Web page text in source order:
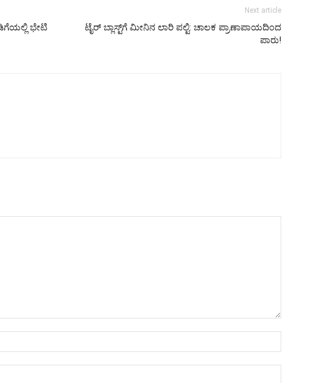
ಭೇಟಿ
Next article
ಟೈರ್ ಬ್ಲಾಸ್ಟ್‌ಗೆ ಮೀನಿನ ಲಾರಿ ಪಲ್ಟಿ: ಚಾಲಕ ಪ್ರಾಣಾಪಾಯದಿಂದ
ಪಾರು!